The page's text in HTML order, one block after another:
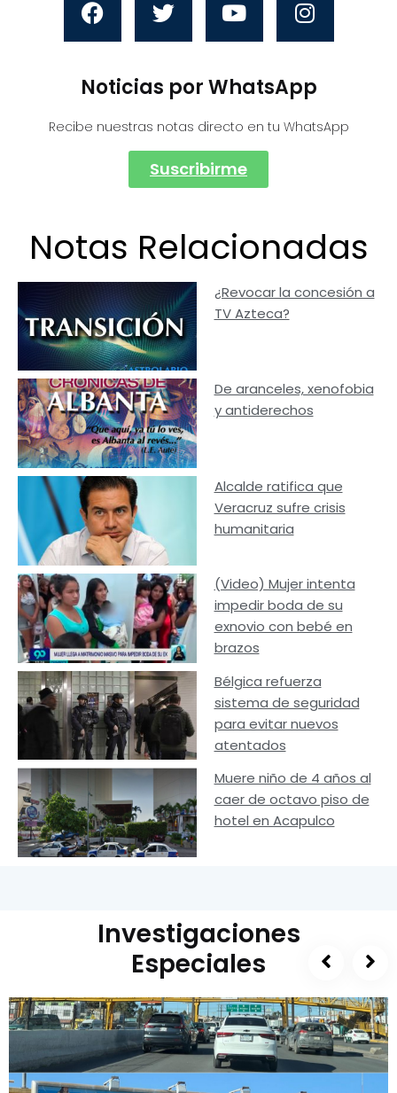
Noticias por WhatsApp
Recibe nuestras notas directo en tu WhatsApp
Suscribirme
Notas Relacionadas
¿Revocar la concesión a
TV Azteca?
De aranceles, xenofobia
y antiderechos
Alcalde ratifica que
Veracruz sufre crisis
humanitaria
(Video) Mujer intenta
impedir boda de su
exnovio con bebé en
brazos
Bélgica refuerza
sistema de seguridad
para evitar nuevos
atentados
Muere niño de 4 años al
caer de octavo piso de
hotel en Acapulco
Investigaciones
Especiales